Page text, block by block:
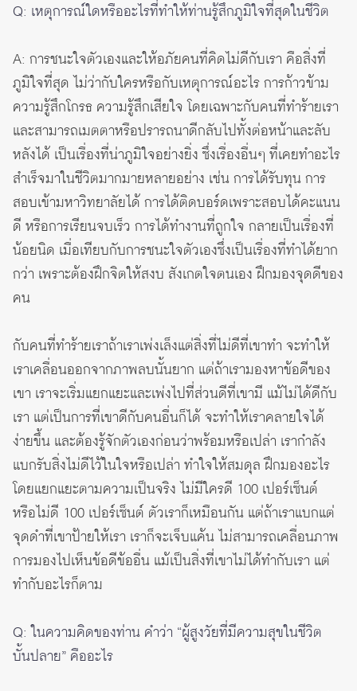
Q: เหตุการณ์ใดหรืออะไรที่ทำให้ท่านรู้สึกภูมิใจที่สุดในชีวิต
A: การชนะใจตัวเองและให้อภัยคนที่คิดไม่ดีกับเรา คือสิ่งที่
ภูมิใจที่สุด ไม่ว่ากับใครหรือกับเหตุการณ์อะไร การก้าวข้าม
ความรู้สึกโกรธ ความรู้สึกเสียใจ โดยเฉพาะกับคนที่ทำร้ายเรา
และสามารถเมตตาหรือปรารถนาดีกลับไปทั้งต่อหน้าและลับ
หลังได้ เป็นเรื่องที่น่าภูมิใจอย่างยิ่ง ซึ่งเรื่องอื่นๆ ที่เคยทำอะไร
สำเร็จมาในชีวิตมากมายหลายอย่าง เช่น การได้รับทุน การ
สอบเข้ามหาวิทยาลัยได้ การได้ติดบอร์ดเพราะสอบได้คะแนน
ดี หรือการเรียนจบเร็ว การได้ทำงานที่ถูกใจ กลายเป็นเรื่องที่
น้อยนิด เมื่อเทียบกับการชนะใจตัวเองซึ่งเป็นเรื่องที่ทำได้ยาก
กว่า เพราะต้องฝึกจิตให้สงบ สังเกตใจตนเอง ฝึกมองจุดดีของ
คน
กับคนที่ทำร้ายเราถ้าเราเพ่งเล็งแต่สิ่งที่ไม่ดีที่เขาทำ จะทำให้
เราเคลื่อนออกจากภาพลบนั้นยาก แต่ถ้าเรามองหาข้อดีของ
เขา เราจะเริ่มแยกแยะและเพ่งไปที่ส่วนดีที่เขามี แม้ไม่ได้ดีกับ
เรา แต่เป็นการที่เขาดีกับคนอื่นก็ได้ จะทำให้เราคลายใจได้
ง่ายขึ้น และต้องรู้จักตัวเองก่อนว่าพร้อมหรือเปล่า เรากำลัง
แบกรับสิ่งไม่ดีไว้ในใจหรือเปล่า ทำใจให้สมดุล ฝึกมองอะไร
โดยแยกแยะตามความเป็นจริง ไม่มีใครดี 100 เปอร์เซ็นต์
หรือไม่ดี 100 เปอร์เซ็นต์ ตัวเราก็เหมือนกัน แต่ถ้าเราแบกแต่
จุดดำที่เขาป้ายให้เรา เราก็จะเจ็บแค้น ไม่สามารถเคลื่อนภาพ
การมองไปเห็นข้อดีข้ออื่น แม้เป็นสิ่งที่เขาไม่ได้ทำกับเรา แต่
ทำกับอะไรก็ตาม
Q: ในความคิดของท่าน คำว่า “ผู้สูงวัยที่มีความสุขในชีวิต
บั้นปลาย” คืออะไร